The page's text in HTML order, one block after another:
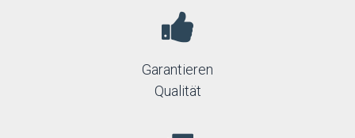
Garantieren
Qualität